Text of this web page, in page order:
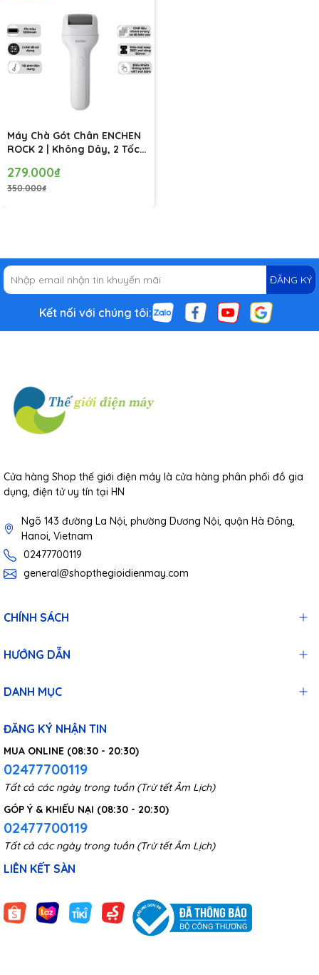
Máy Chà Gót Chân ENCHEN
ROCK 2 | Không Dây, 2 Tốc
360 Độ, Pin Trâu 1200mAh
279.000₫
350.000₫
ĐĂNG KÝ
Kết nối với chúng tôi:
Cửa hàng Shop thế giới điện máy là cửa hàng phân phối đồ gia
dụng, điện tử uy tín tại HN
Ngõ 143 đường La Nội, phường Dương Nội, quận Hà Đông,
Hanoi, Vietnam
02477700119
general@shopthegioidienmay.com
CHÍNH SÁCH
HƯỚNG DẪN
DANH MỤC
ĐĂNG KÝ NHẬN TIN
MUA ONLINE (08:30 - 20:30)
02477700119
Tất cả các ngày trong tuần (Trừ tết Âm Lịch)
GÓP Ý & KHIẾU NẠI (08:30 - 20:30)
02477700119
Tất cả các ngày trong tuần (Trừ tết Âm Lịch)
LIÊN KẾT SÀN